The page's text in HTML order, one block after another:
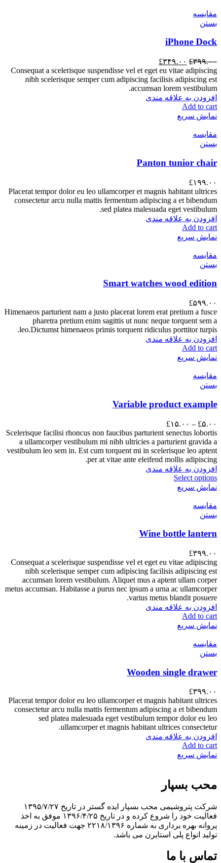
مقایسه
بستن
iPhone Dock
£۳۹۹.۰۰ £۳۴۹.۰۰
Consequat a scelerisque suspendisse vel et eget eu vitae adipiscing
nibh scelerisque semper cum adipiscing facilisis adipiscing est
accumsan lorem vestibulum.
افزودن به علاقه مندی
Add to cart
نمایش سریع
مقایسه
بستن
Panton tunior chair
£۱۹۹.۰۰
Placerat tempor dolor eu leo ullamcorper et magnis habitant ultrices
consectetur arcu nulla mattis fermentum adipiscing a et bibendum
sed platea malesuada eget vestibulum.
افزودن به علاقه مندی
Add to cart
نمایش سریع
مقایسه
بستن
Smart watches wood edition
£۵۹۹.۰۰
Himenaeos parturient nam a justo placerat lorem erat pretium a fusce
pharetra pretium enim sagittis ut nunc neque torquent sem a
leo.Dictumst himenaeos primis torquent ridiculus porttitor turpis.
افزودن به علاقه مندی
Add to cart
نمایش سریع
مقایسه
بستن
Variable product example
£۵.۰۰ –
£۱۵.۰۰
Scelerisque facilisi rhoncus non faucibus parturient senectus lobortis
a ullamcorper vestibulum mi nibh ultricies a parturient gravida a
vestibulum leo sem in. Est cum torquent mi in scelerisque leo aptent
per at vitae ante eleifend mollis adipiscing.
افزودن به علاقه مندی
Select options
نمایش سریع
مقایسه
بستن
Wine bottle lantern
£۳۹۹.۰۰
Consequat a scelerisque suspendisse vel et eget eu vitae adipiscing
nibh scelerisque semper cum adipiscing facilisis adipiscing est
accumsan lorem vestibulum. Aliquet mus a aptent ullam corper
metus accumsan. Habitasse a purus nec ipsum a urna ac ullamcorper
varius metus blandit posuere.
افزودن به علاقه مندی
Add to cart
نمایش سریع
مقایسه
بستن
Wooden single drawer
£۳۹۹.۰۰
Placerat tempor dolor eu leo ullamcorper et magnis habitant ultrices
consectetur arcu nulla mattis fermentum adipiscing a et bibendum
sed platea malesuada eget vestibulum tempor dolor eu leo
ullamcorper et magnis habitant ultrices consectetur.
افزودن به علاقه مندی
Add to cart
نمایش سریع
محب بسپار
شرکت پتروشیمی محب بسپار ایده گستر در تاریخ ۱۳۹۵/۷/۲۷
فعالیت خود را شروع کرده و در تاریخ ۱۳۹۶/۴/۲۵ موفق به اخذ
پروانه بهره برداری به شماره ۲۲۱۸/۱۳۹۶ جهت فعالیت در زمینه
تولید انواع پلی استایرن می باشد.
تماس با ما